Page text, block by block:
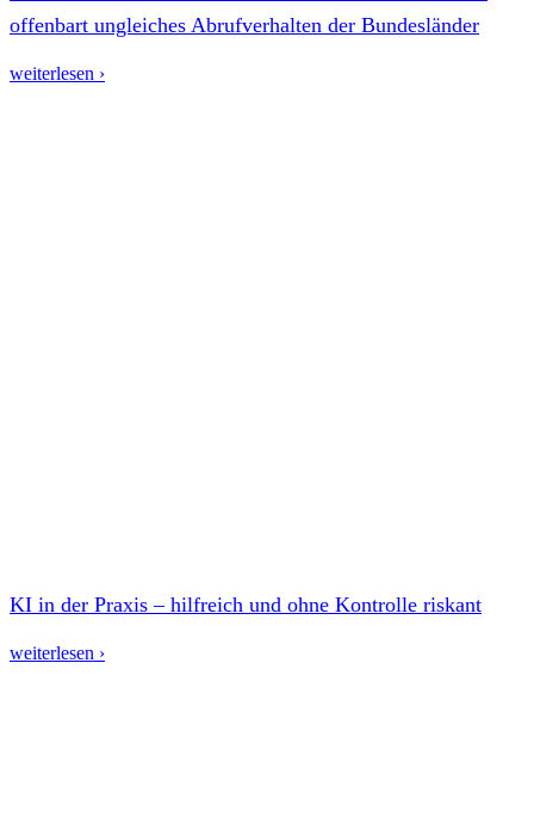
offenbart ungleiches Abrufverhalten der Bundesländer
weiterlesen ›
KI in der Praxis – hilfreich und ohne Kontrolle riskant
weiterlesen ›